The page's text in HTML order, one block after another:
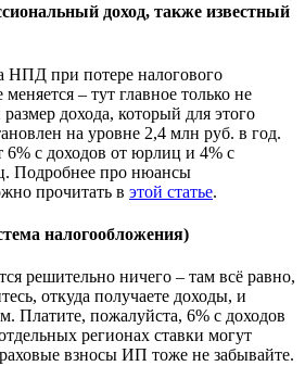
доход, также известный
при потере налогового
– тут главное только не
дохода, который для этого
на уровне 2,4 млн руб. в год.
6% с доходов от юрлиц и 4% с
Подробнее про нюансы
прочитать в этой статье.
налогообложения)
решительно ничего – там всё равно,
откуда получаете доходы, и
Платите, пожалуйста, 6% с доходов
регионах ставки могут
взносы ИП тоже не забывайте.